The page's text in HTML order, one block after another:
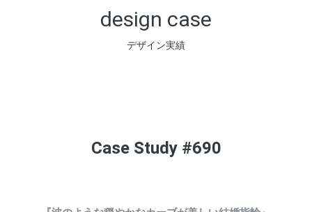
design case
デザイン実績
Case Study #690